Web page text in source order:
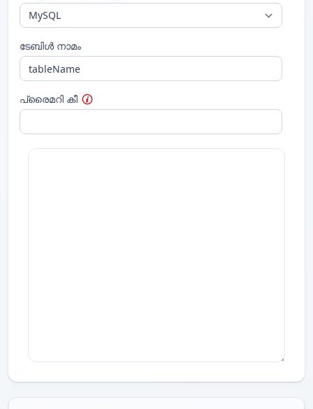
ടേബിൾ നാമം
പ്രൈമറി കീ